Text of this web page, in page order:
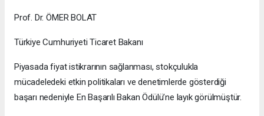
Prof. Dr. ÖMER BOLAT
Türkiye Cumhuriyeti Ticaret Bakanı
Piyasada fiyat istikrarının sağlanması, stokçulukla
mücadeledeki etkin politikaları ve denetimlerde gösterdiği
başarı nedeniyle En Başarılı Bakan Ödülü’ne layık görülmüştür.